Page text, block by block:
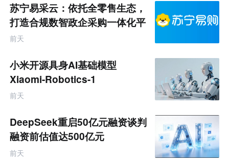
苏宁易采云：依托全零售生态，
打造合规数智政企采购一体化平
台
前天
小米开源具身AI基础模型
Xiaomi-Robotics-1
前天
DeepSeek重启50亿元融资谈判
融资前估值达500亿元
前天